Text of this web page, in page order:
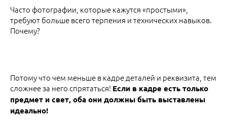
Часто фотографии, которые кажутся «простыми»,
требуют больше всего терпения и технических навыков.
Почему?
Потому что чем меньше в кадре деталей и реквизита, тем
сложнее за него спрятаться! Если в кадре есть только
предмет и свет, оба они должны быть выставлены
идеально!